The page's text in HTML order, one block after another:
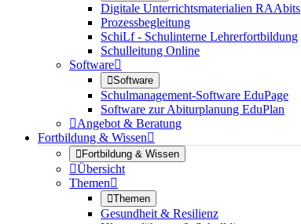
Digitale Unterrichtsmaterialien RAAbits
Prozessbegleitung
SchiLf - Schulinterne Lehrerfortbildung
Schulleitung Online
Software
Software
Schulmanagement-Software EduPage
Software zur Abiturplanung EduPlan
Angebot & Beratung
Fortbildung & Wissen
Fortbildung & Wissen
Übersicht
Themen
Themen
Gesundheit & Resilienz